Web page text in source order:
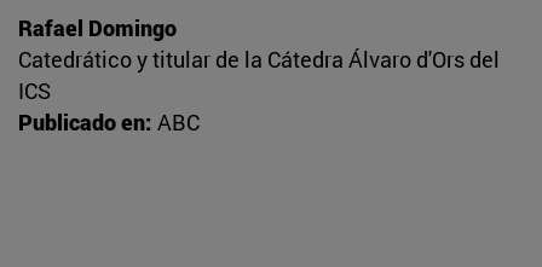
Rafael Domingo
Catedrático y titular de la Cátedra Álvaro d'Ors del
ICS
Publicado en: ABC